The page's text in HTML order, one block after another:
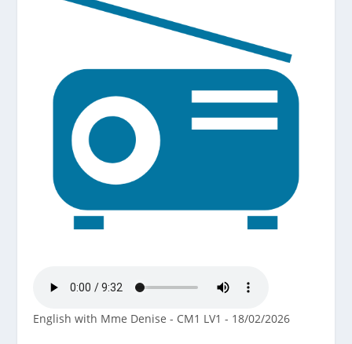
English with Mme Denise - CM1 LV1 - 18/02/2026